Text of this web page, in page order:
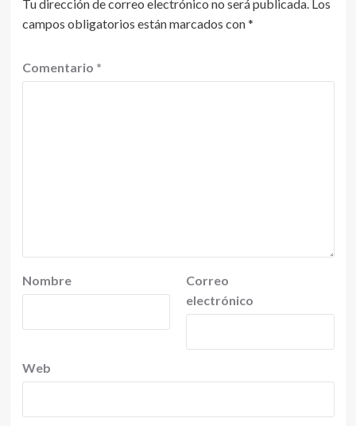
Tu dirección de correo electrónico no será publicada. Los
campos obligatorios están marcados con*
Comentario *
Nombre
Correo
electrónico
Web